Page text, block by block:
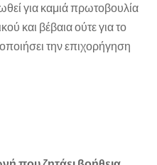
για καμιά πρωτοβουλία
και βέβαια ούτε για το
την επιχορήγηση